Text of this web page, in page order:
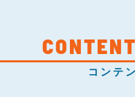
コンテ